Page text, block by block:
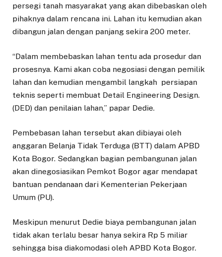
persegi tanah masyarakat yang akan dibebaskan oleh
pihaknya dalam rencana ini. Lahan itu kemudian akan
dibangun jalan dengan panjang sekira 200 meter.
“Dalam membebaskan lahan tentu ada prosedur dan
prosesnya. Kami akan coba negosiasi dengan pemilik
lahan dan kemudian mengambil langkah persiapan
teknis seperti membuat Detail Engineering Design.
(DED) dan penilaian lahan,” papar Dedie.
Pembebasan lahan tersebut akan dibiayai oleh
anggaran Belanja Tidak Terduga (BTT) dalam APBD
Kota Bogor. Sedangkan bagian pembangunan jalan
akan dinegosiasikan Pemkot Bogor agar mendapat
bantuan pendanaan dari Kementerian Pekerjaan
Umum (PU).
Meskipun menurut Dedie biaya pembangunan jalan
tidak akan terlalu besar hanya sekira Rp 5 miliar
sehingga bisa diakomodasi oleh APBD Kota Bogor.